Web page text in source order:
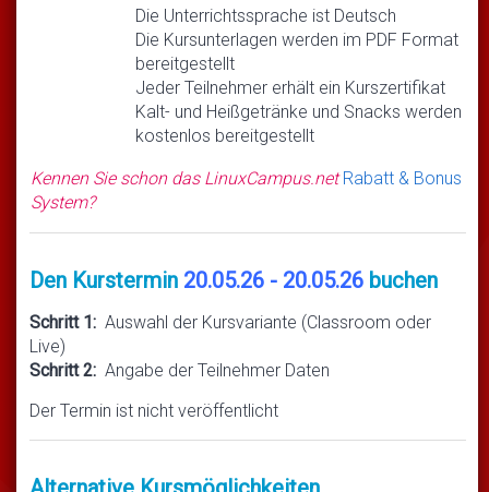
Die Unterrichtssprache ist Deutsch
Die Kursunterlagen werden im PDF Format
bereitgestellt
Jeder Teilnehmer erhält ein Kurszertifikat
Kalt- und Heißgetränke und Snacks werden
kostenlos bereitgestellt
Kennen Sie schon das LinuxCampus.netRabatt & Bonus
System?
Den Kurstermin 20.05.26 - 20.05.26 buchen
Schritt 1: Auswahl der Kursvariante (Classroom oder
Live)
Schritt 2: Angabe der Teilnehmer Daten
Der Termin ist nicht veröffentlicht